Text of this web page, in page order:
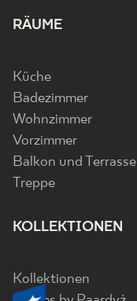
RÄUME
Küche
Badezimmer
Wohnzimmer
Vorzimmer
Balkon und Terrasse
Treppe
KOLLEKTIONEN
Kollektionen